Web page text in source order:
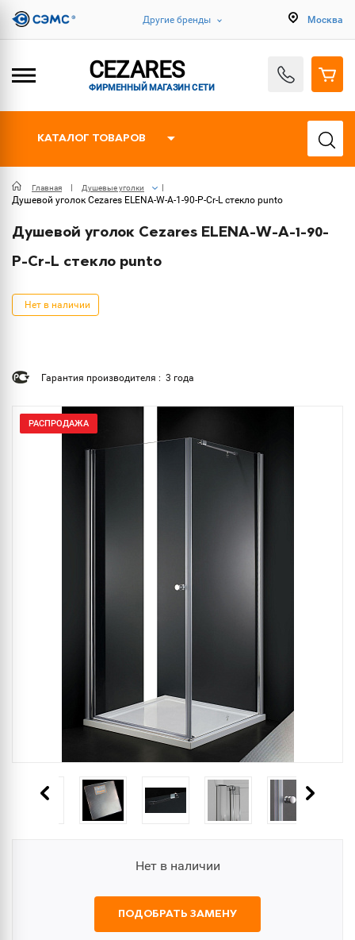
Другие бренды Москва
CEZARES
ФИРМЕННЫЙ МАГАЗИН СЕТИ
КАТАЛОГ ТОВАРОВ
Главная Душевые уголки
Душевой уголок Cezares ELENA-W-A-1-90-P-Cr-L стекло punto
Душевой уголок Cezares ELENA-W-A-1-90-
P-Cr-L стекло punto
Нет в наличии
Гарантия производителя : 3 года
РАСПРОДАЖА
Нет в наличии
ПОДОБРАТЬ ЗАМЕНУ